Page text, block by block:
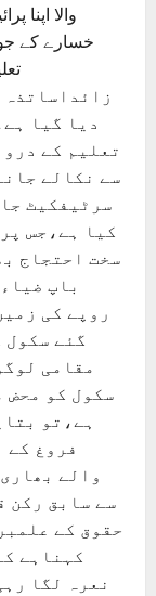
والا اپنا
زائداساتذہ
دیا گیا
تعلیم کے
سے نکالے
سرٹیفکیٹ
کیا ہے،جس
سخت احتجاج
باپ
روپے کی
گئے سکول
مقامی
سکول کو محض
ہے،تو
فروغ کے
والے
سے سابق رکن
حقوق کے
کہناہے
نعرہ لگا